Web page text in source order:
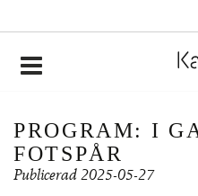
PROGRAM: I
FOTSPÅR
Publicerad 2025-05-27